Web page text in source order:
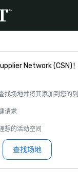
Network (CSN)
找场地并将其添加到您的
请求
想的活动空间
查找场地